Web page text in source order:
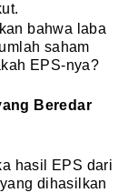
bahwa laba
saham
EPS-nya?
Beredar
hasil EPS dari
dihasilkan